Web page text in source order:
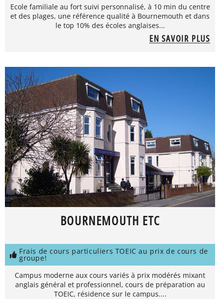
Ecole familiale au fort suivi personnalisé, à 10 min du centre
et des plages, une référence qualité à Bournemouth et dans
le top 10% des écoles anglaises...
EN SAVOIR PLUS
BOURNEMOUTH ETC
Frais de cours particuliers TOEIC au prix de cours de
groupe!
Campus moderne aux cours variés à prix modérés mixant
anglais général et professionnel, cours de préparation au
TOEIC, résidence sur le campus....